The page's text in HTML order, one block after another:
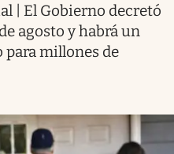
| El Gobierno decretó
agosto y habrá un
para millones de